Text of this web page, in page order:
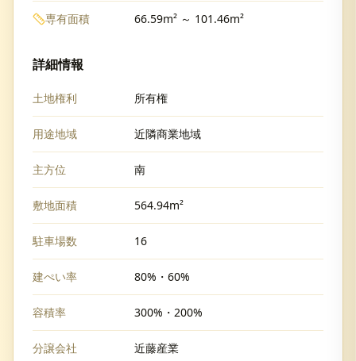
専有面積 66.59m² ～ 101.46m²
詳細情報
土地権利 所有権
用途地域 近隣商業地域
主方位 南
敷地面積 564.94m²
駐車場数 16
建ぺい率 80%・60%
容積率 300%・200%
分譲会社 近藤産業